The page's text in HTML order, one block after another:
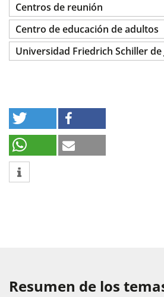
Centros de reunión
Centro de educación de adultos
Universidad Friedrich Schiller de
Resumen de los